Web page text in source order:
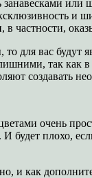
или
и
частности,
вас будут
так как
создавать
очень
будет плохо,
и как